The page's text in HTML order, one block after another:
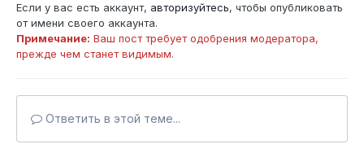
Если у вас есть аккаунт, авторизуйтесь, чтобы опубликовать
от имени своего аккаунта.
Примечание: Ваш пост требует одобрения модератора,
прежде чем станет видимым.
Ответить в этой теме...